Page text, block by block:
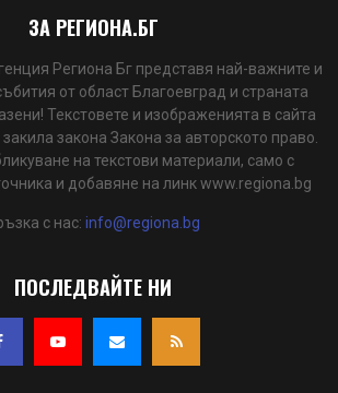
ЗА РЕГИОНА.БГ
Региона Бг представя най-важните и
от област Благоевград и страната
Текстовете и изображенията в сайта
закона Закона за авторското право.
на текстови материали, само с
и добавяне на линк www.regiona.bg
с нас: info@regiona.bg
ПОСЛЕДВАЙТЕ НИ